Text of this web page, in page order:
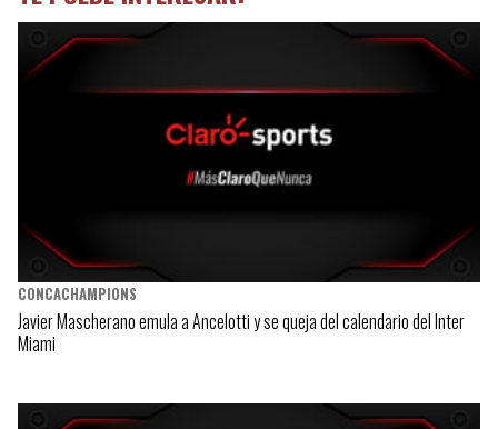
CONCACHAMPIONS
Javier Mascherano emula a Ancelotti y se queja del calendario del Inter
Miami